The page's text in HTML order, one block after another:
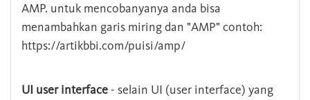
AMP. untuk mencobanyanya anda bisa
menambahkan garis miring dan "AMP" contoh:
https://artikbbi.com/puisi/amp/
UI user interface - selain UI (user interface) yang